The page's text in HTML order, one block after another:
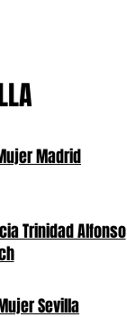
Madrid
Trinidad Alfonso
Sevilla